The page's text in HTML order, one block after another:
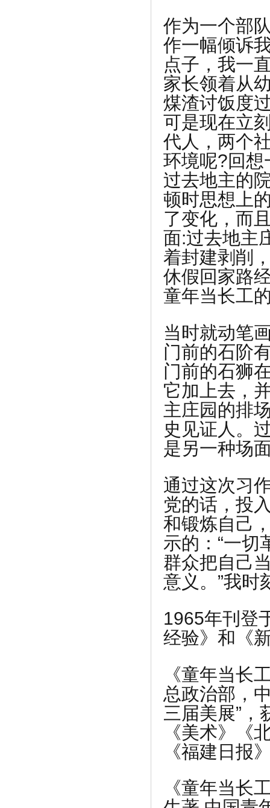
作为一个部
作一幅倾诉
点子，我一
家长领着从
煤渣讨饭度
可是现在立
代人，两个
环境呢?回想
过去地主的
顿时思想上
了变化，而
面:过去地主
着封建剥削
休假回家路
童年当长工
当时就动笔
门前的石阶
门前的石狮
它加上去，
主庄园的排
史见证人。
是另一种场
通过这次习
党的话，投
和锻炼自己
示的：“一切
群众把自己
意义。”我时
1965年刊登
经验》和《
《童年当长
总政治部，
三届美展”，
《美术》《
《福建日报
《童年当长